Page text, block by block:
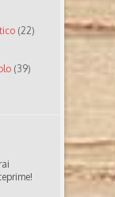
(22)
(39)